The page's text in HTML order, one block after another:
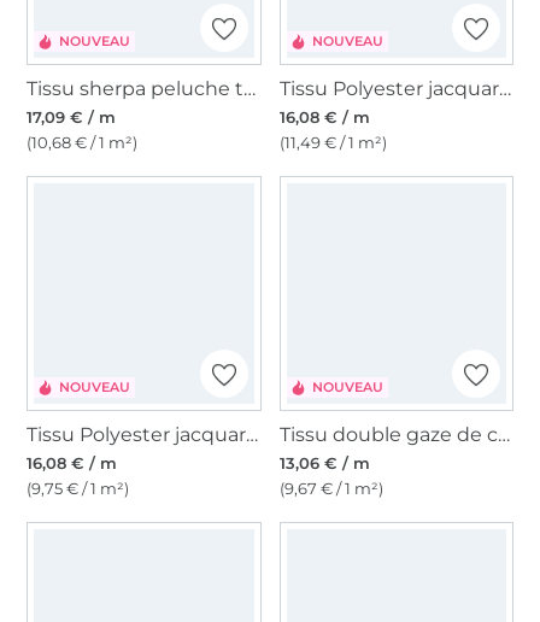
NOUVEAU
Tissu sherpa peluche teddy Sweet Flowers, crème
17,09 € / m
(10,68 € / 1 m²)
NOUVEAU
Tissu Polyester jacquard Metallic Bloom, vieux rose
16,08 € / m
(11,49 € / 1 m²)
NOUVEAU
Tissu Polyester jacquard flowers, noir
16,08 € / m
(9,75 € / 1 m²)
NOUVEAU
Tissu double gaze de coton Glamour Flowers, vieux rose
13,06 € / m
(9,67 € / 1 m²)